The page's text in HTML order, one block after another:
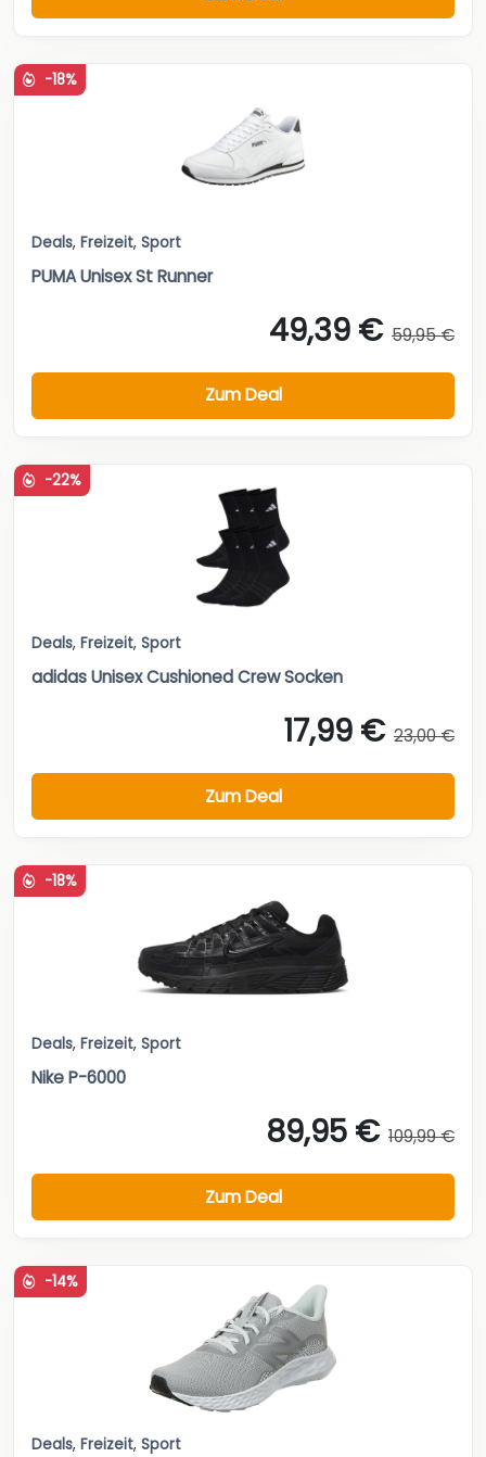
-18%
Deals, Freizeit, Sport
PUMA Unisex St Runner
49,39 € 59,95 €
Zum Deal
-22%
Deals, Freizeit, Sport
adidas Unisex Cushioned Crew Socken
17,99 € 23,00 €
Zum Deal
-18%
Deals, Freizeit, Sport
Nike P-6000
89,95 € 109,99 €
Zum Deal
-14%
Deals, Freizeit, Sport